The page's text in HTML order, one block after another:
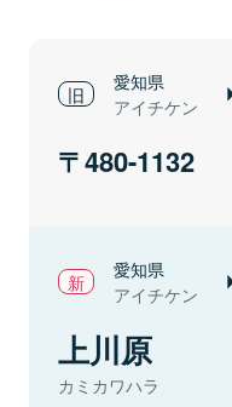
愛知県
アイチケン
480-1132
愛知県
アイチケン
上川原
カミカワハラ